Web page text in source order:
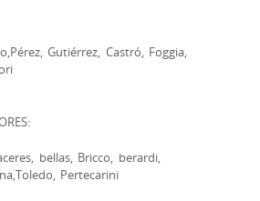
Gutiérrez, Castró, Foggia,
bellas, Bricco, berardi,
Pertecarini